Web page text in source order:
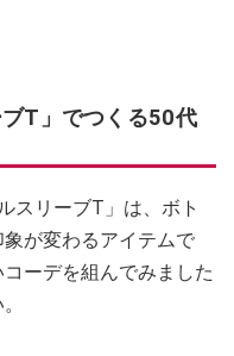
T」でつくる50代
スリーブT」は、ボト
が変わるアイテムで
ーデを組んでみました